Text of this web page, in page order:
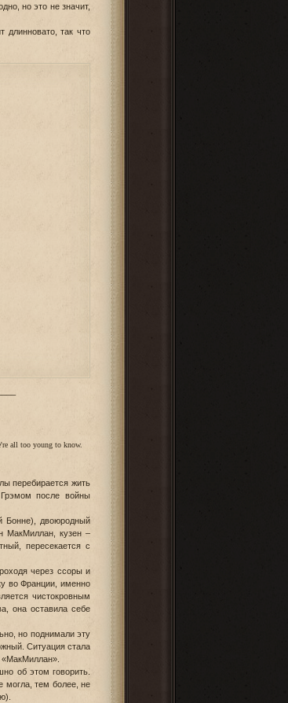
но это не значит,
длинновато, так что
all too young to know.
перебирается жить
после войны
Бонне), двоюродный
МакМиллан, кузен –
пересекается с
через ссоры и
во Франции, именно
чистокровным
она оставила себе
но поднимали эту
Ситуация стала
об этом говорить.
могла, тем более, не